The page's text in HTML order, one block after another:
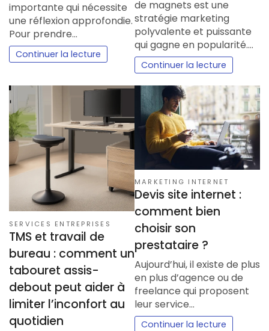
importante qui nécessite
une réflexion approfondie.
Pour prendre…
Continuer la lecture
de magnets est une
stratégie marketing
polyvalente et puissante
qui gagne en popularité.…
Continuer la lecture
SERVICES ENTREPRISES
TMS et travail de
bureau : comment un
tabouret assis-
debout peut aider à
limiter l’inconfort au
quotidien
MARKETING INTERNET
Devis site internet :
comment bien
choisir son
prestataire ?
Aujourd’hui, il existe de plus
en plus d’agence ou de
freelance qui proposent
leur service…
Continuer la lecture